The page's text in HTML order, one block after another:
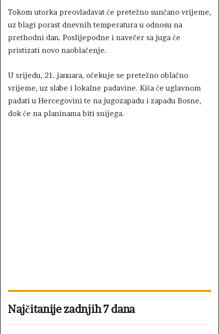
Tokom utorka preovladavat će pretežno sunčano vrijeme,
uz blagi porast dnevnih temperatura u odnosu na
prethodni dan. Poslijepodne i navečer sa juga će
pristizati novo naoblačenje.
U srijedu, 21. januara, očekuje se pretežno oblačno
vrijeme, uz slabe i lokalne padavine. Kiša će uglavnom
padati u Hercegovini te na jugozapadu i zapadu Bosne,
dok će na planinama biti snijega.
Najčitanije zadnjih 7 dana